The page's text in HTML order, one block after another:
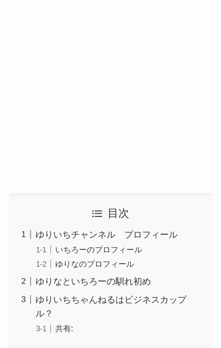
目次
ゆりいちチャンネル プロフィール
いちろーのプロフィール
ゆりなのプロフィール
ゆりなといちろーの馴れ初め
ゆりいちちゃんねるはビジネスカップ
ル？
共有: